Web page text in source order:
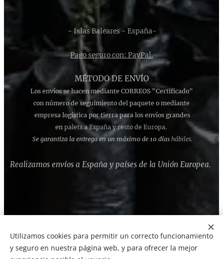
- Islas Baleares - España-
Pago seguro con: PayPal.
MÉTODO DE ENVÍO
Los envíos se hacen mediante CORREOS "Certificado"
con número de seguimiento del paquete o mediante
empresa logística por tierra para los envíos grandes
en palets a España y resto de Europa.
Se garantiza la entrega en un máximo de 10 días hábiles.
Realizamos envíos a España y países de la Unión Europea.
Cookies
Utilizamos cookies para permitir un correcto funcionamiento
y seguro en nuestra página web, y para ofrecer la mejor